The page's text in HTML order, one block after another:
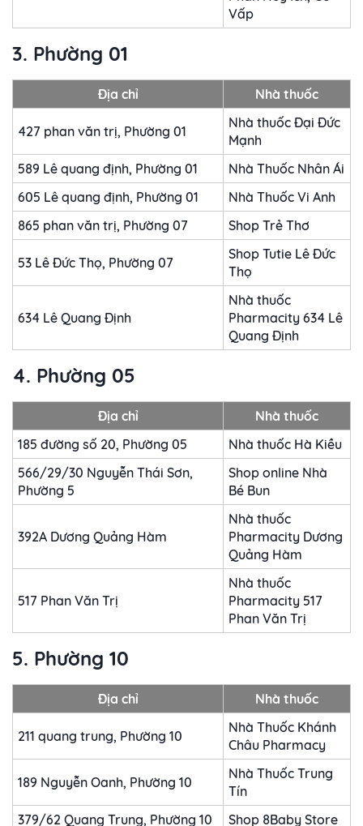
Vấp
3. Phường 01
Địa chỉ Nhà thuốc
427 phan văn trị, Phường 01
Nhà thuốc Đại Đức
Mạnh
589 Lê quang định, Phường 01
Nhà Thuốc Nhân Ái
605 Lê quang định, Phường 01
Nhà Thuốc Vi Anh
865 phan văn trị, Phường 07
Shop Trẻ Thơ
53 Lê Đức Thọ, Phường 07
Shop Tutie Lê Đức
Thọ
634 Lê Quang Định
Nhà thuốc
Pharmacity 634 Lê
Quang Định
4. Phường 05
Địa chỉ
Nhà thuốc
185 đường số 20, Phường 05
Nhà thuốc Hà Kiều
566/29/30 Nguyễn Thái Sơn,
Phường 5
Shop online Nhà
Bé Bun
392A Dương Quảng Hàm
Nhà thuốc
Pharmacity Dương
Quảng Hàm
517 Phan Văn Trị
Nhà thuốc
Pharmacity 517
Phan Văn Trị
5. Phường 10
Địa chỉ Nhà thuốc
211 quang trung, Phường 10
Nhà Thuốc Khánh
Châu Pharmacy
189 Nguyễn Oanh, Phường 10
Nhà Thuốc Trung
Tín
379/62 Quang Trung, Phường 10
Shop 8Baby Store